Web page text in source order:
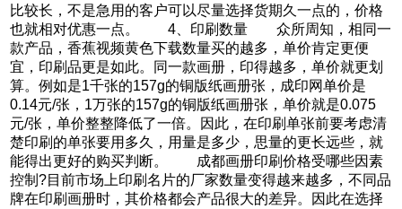
比较长，不是急用的客户可以尽量选择货期久一点的，价格
也就相对优惠一点。 4、印刷数量 众所周知，相同一
款产品，香蕉视频黄色下载数量买的越多，单价肯定更便
宜，印刷品更是如此。同一款画册，印得越多，单价就更划
算。例如是1千张的157g的铜版纸画册张，成印网单价是
0.14元/张，1万张的157g的铜版纸画册张，单价就是0.075
元/张，单价整整降低了一倍。因此，在印刷单张前要考虑清
楚印刷的单张要用多久，用量是多少，思量的更长远些，就
能得出更好的购买判断。 成都画册印刷价格受哪些因素
控制?目前市场上印刷名片的厂家数量变得越来越多，不同品
牌在印刷画册时，其价格都会产品很大的差异。因此在选择